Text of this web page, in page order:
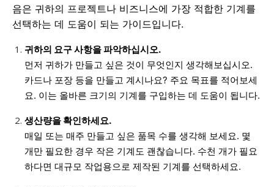
음은 귀하의 프로젝트나 비즈니스에 가장 적합한 기계를
선택하는 데 도움이 되는 가이드입니다.
귀하의 요구 사항을 파악하십시오.
먼저 귀하가 만들고 싶은 것이 무엇인지 생각해보십시오.
카드나 포장 등을 만들고 계시나요? 주요 목표를 적어보세
요. 이는 올바른 크기의 기계를 구입하는 데 도움이 됩니다.
생산량을 확인하세요.
매일 또는 매주 만들고 싶은 품목 수를 생각해 보세요. 몇
개만 필요한 경우 작은 기계도 괜찮습니다. 수천 개가 필요
하다면 대규모 작업용으로 제작된 기계를 선택하세요.